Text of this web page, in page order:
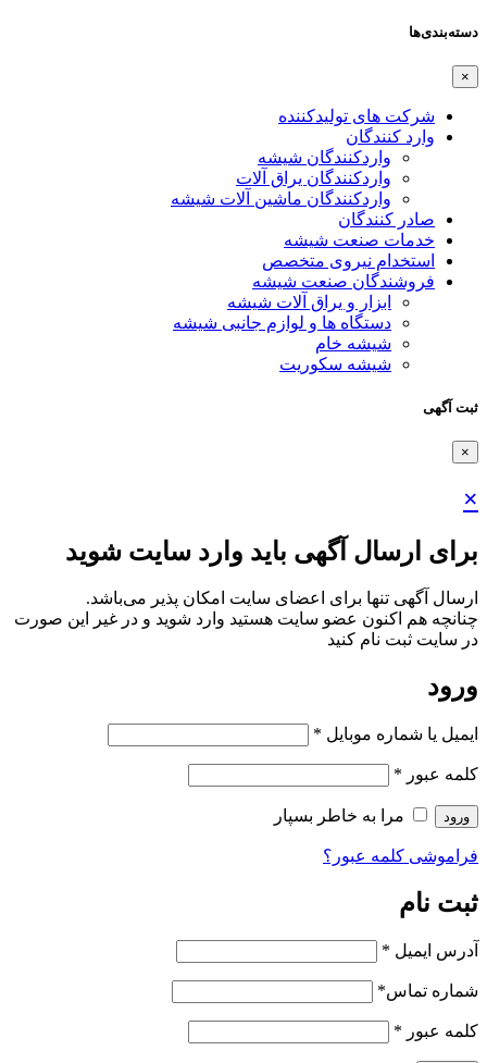
دسته‌بندی‌ها
×
شرکت های تولیدکننده
وارد کنندگان
واردکنندگان شیشه
واردکنندگان یراق آلات
واردکنندگان ماشین آلات شیشه
صادر کنندگان
خدمات صنعت شیشه
استخدام نیروی متخصص
فروشندگان صنعت شیشه
ابزار و یراق آلات شیشه
دستگاه ها و لوازم جانبی شیشه
شیشه خام
شیشه سکوریت
ثبت آگهی
×
×
برای ارسال آگهی باید وارد سایت شوید
ارسال آگهی تنها برای اعضای سایت امکان پذیر می‌باشد.
چنانچه هم‌ اکنون عضو سایت هستید وارد شوید و در غیر این صورت
در سایت ثبت نام کنید
ورود
ایمیل یا شماره موبایل *
کلمه عبور *
ورود مرا به خاطر بسپار
فراموشی کلمه عبور؟
ثبت نام
آدرس ایمیل *
شماره تماس*
کلمه عبور *